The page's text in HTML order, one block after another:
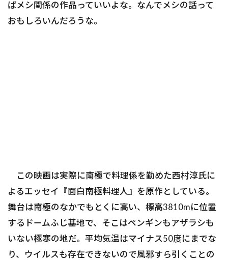
ぱメシ関係の作品っていいよな。なんでメシの話って
おもしろいんだろうな。
この映画は実際に南極で料理係を勤めた西村淳氏に
よるエッセイ『面白南極料理人』を原作としている。
舞台は南極のなかでもとくに高い、標高3810mに位置
するドームふじ基地で、そこはペンギンもアザラシも
いない極寒の地だ。平均気温はマイナス50度にまでな
り、ウイルスも存在できないので風邪すら引くことの